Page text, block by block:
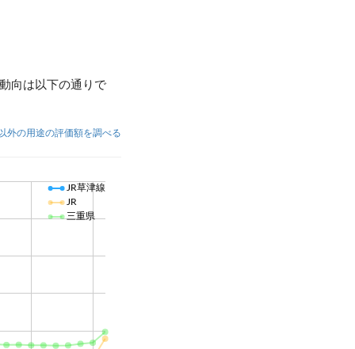
向は以下の通りで
外の用途の評価額を調べる
JR草津線
JR
三重県